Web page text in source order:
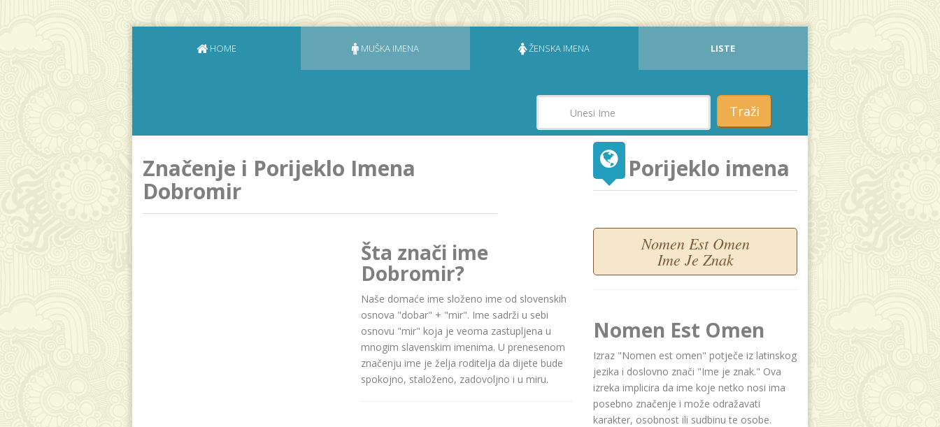
HOME MUŠKA IMENA ŽENSKA IMENA LISTE
Traži
Značenje i Porijeklo Imena
Dobromir
Šta znači ime
Dobromir?
Naše domaće ime složeno ime od slovenskih
osnovа "dobar" + "mir". Ime sadrži u sebi
osnovu "mir" koja je veoma zastupljena u
mnogim slavenskim imenima. U prenesenom
značenju ime je želja roditelja da dijete bude
spokojno, staloženo, zadovoljno i u miru.
Porijeklo imena
Nomen Est Omen
Ime Je Znak
Nomen Est Omen
Izraz "Nomen est omen" potječe iz latinskog
jezika i doslovno znači "Ime je znak." Ova
izreka implicira da ime koje netko nosi ima
posebno značenje i može odražavati
karakter, osobnost ili sudbinu te osobe.